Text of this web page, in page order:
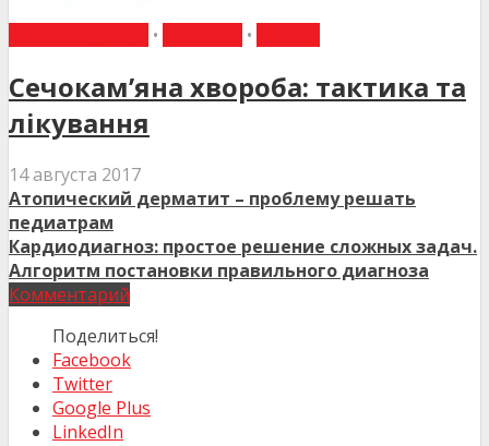
• •
Сечокам’яна хвороба: тактика та
лікування
14 августа 2017
Атопический дерматит – проблему решать
педиатрам
Кардиодиагноз: простое решение сложных задач.
Алгоритм постановки правильного диагноза
Комментарий
Поделиться!
Facebook
Twitter
Google Plus
LinkedIn